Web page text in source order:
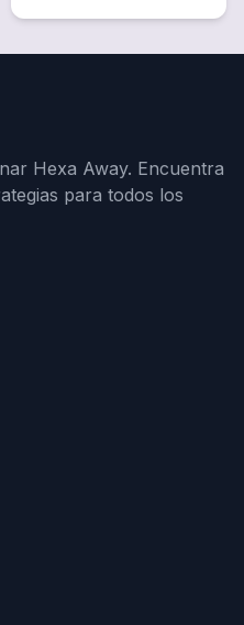
Hexa Away. Encuentra
para todos los